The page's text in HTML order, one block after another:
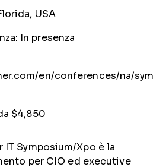
USA
In presenza
en/conferences/na/
$4,850
IT Symposium/Xpo è la
per CIO ed executive